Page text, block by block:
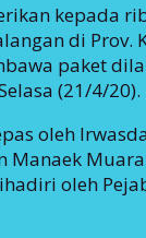
kepada
di Prov.
paket
(21/4/20).
oleh
Manaek
oleh